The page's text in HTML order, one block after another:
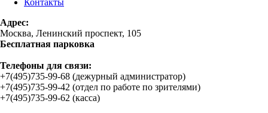
Адрес:
Москва, Ленинский проспект, 105
Бесплатная парковка
Телефоны для связи:
+7(495)735-99-68 (дежурный администратор)
+7(495)735-99-42 (отдел по работе по зрителями)
+7(495)735-99-62 (касса)